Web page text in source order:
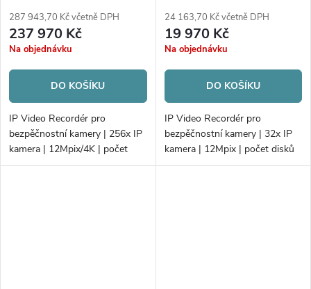
287 943,70 Kč včetně DPH
237 970 Kč
Na objednávku
DO KOŠÍKU
IP Video Recordér pro
bezpěčnostní kamery | 256x IP
kamera | 12Mpix/4K | počet
disků 24xHDD/RAID |
24 163,70 Kč včetně DPH
19 970 Kč
Na objednávku
DO KOŠÍKU
IP Video Recordér pro
bezpěčnostní kamery | 32x IP
kamera | 12Mpix | počet disků
2xHDD | 256Mb/256Mb